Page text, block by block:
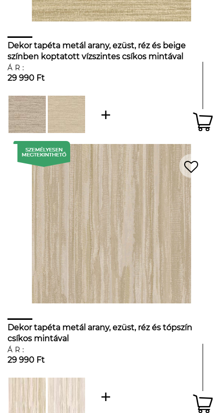
Dekor tapéta metál arany, ezüst, réz és beige
színben koptatott vízszintes csíkos mintával
ÁR:
29 990 Ft
Dekor tapéta metál arany, ezüst, réz és tópszín
csíkos mintával
ÁR:
29 990 Ft